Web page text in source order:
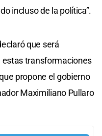
incluso de la política”.
que será
estas transformaciones
propone el gobierno
Maximiliano Pullaro